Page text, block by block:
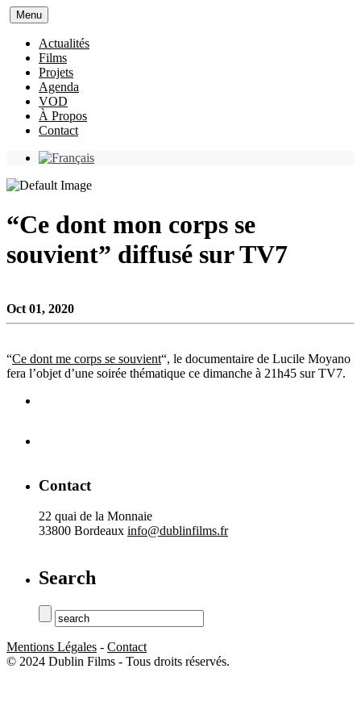
Menu
Actualités
Films
Projets
Agenda
VOD
À Propos
Contact
“Ce dont mon corps se
souvient” diffusé sur TV7
Oct 01, 2020
“Ce dont me corps se souvient“, le documentaire de Lucile Moyano
fera l’objet d’une soirée thématique ce dimanche à 21h45 sur TV7.
Contact
22 quai de la Monnaie
33800 Bordeaux info@dublinfilms.fr
Search
Mentions Légales - Contact
© 2024 Dublin Films - Tous droits réservés.